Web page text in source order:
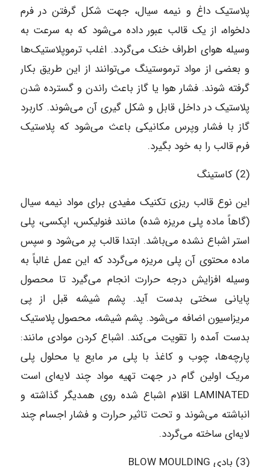
پلاستیک داغ و نیمه سیال، جهت شکل گرفتن در فرم
دلخواه، از یک قالب عبور داده می‌شود که به سرعت به
وسیله هوای اطراف خنک می‌گردد. اغلب ترموپلاستیک‌ها
و بعضی از مواد ترموستینگ می‌توانند از این طریق بکار
گرفته شوند. فشار هوا یا گاز باعث راندن و گسترده شدن
پلاستیک در داخل قابل و شکل گیری آن می‌شوند. کاربرد
گاز با فشار وپرس مکانیکی باعث می‌شود که پلاستیک
فرم قالب را به خود بگیرد.
(2) کاستینگ
این نوع قالب ریزی تکنیک مفیدی برای مواد نیمه سیال
(گاهاً ماده پلی مریزه شده) مانند فنولیکس، اپکسی، پلی
استر اشباع نشده می‌باشد. ابتدا قالب پر می‌شود و سپس
ماده محتوی آن پلی مریزه می‌گردد که این عمل غالباً به
وسیله افزایش درجه حرارت انجام می‌گیرد تا محصول
پایانی سختی بدست آید. پشم شیشه قبل از پی
مریزاسیون اضافه می‌شود. پشم شیشه، محصول پلاستیک
بدست آمده را تقویت می‌کند. اشباع کردن موادی مانند:
پارچه‌ها، چوب و کاغذ با پلی مر مایع یا محلول پلی
مریک اولین گام در جهت تهیه مواد چند لایه‌ای است
LAMINATED اقلام اشباع شده روی همدیگر گذاشته و
انباشته می‌شوند و تحت تاثیر حرارت و فشار اجسام چند
لایه‌ای ساخته می‌گردد.
(3) بادی BLOW MOULDING